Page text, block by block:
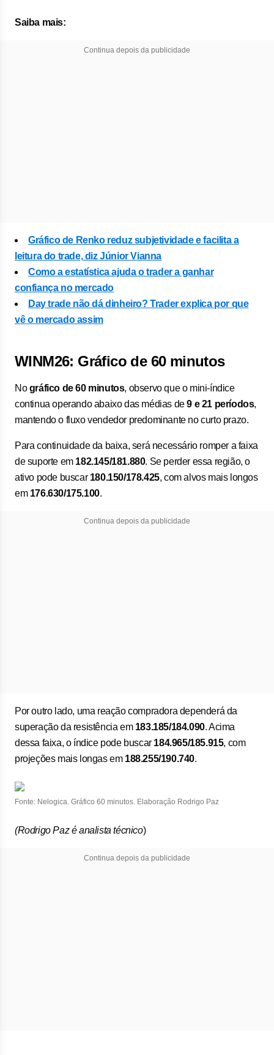
Saiba mais:
Continua depois da publicidade
Gráfico de Renko reduz subjetividade e facilita a
leitura do trade, diz Júnior Vianna
Como a estatística ajuda o trader a ganhar
confiança no mercado
Day trade não dá dinheiro? Trader explica por que
vê o mercado assim
WINM26: Gráfico de 60 minutos
Nográfico de 60 minutos, observo que o mini-índice
continua operando abaixo das médias de9 e 21 períodos,
mantendo o fluxo vendedor predominante no curto prazo.
Para continuidade da baixa, será necessário romper a faixa
de suporte em 182.145/181.880. Se perder essa região, o
ativo pode buscar 180.150/178.425, com alvos mais longos
em 176.630/175.100.
Continua depois da publicidade
Por outro lado, uma reação compradora dependerá da
superação da resistência em 183.185/184.090. Acima
dessa faixa, o índice pode buscar 184.965/185.915, com
projeções mais longas em 188.255/190.740.
Fonte: Nelogica. Gráfico 60 minutos. Elaboração Rodrigo Paz
(Rodrigo Paz é analista técnico)
Continua depois da publicidade